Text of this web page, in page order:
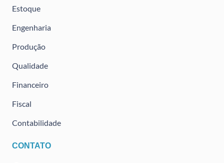
Estoque
Engenharia
Produção
Qualidade
Financeiro
Fiscal
Contabilidade
CONTATO